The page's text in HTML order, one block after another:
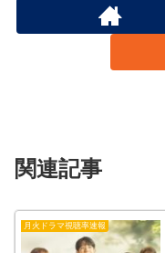
関連記事
月火ドラマ視聴率速報